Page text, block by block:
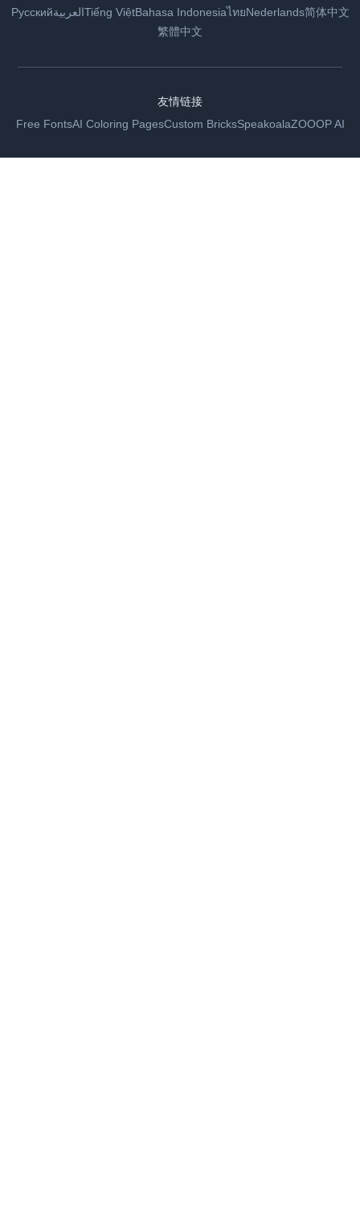
РусскийالعربيةTiếng ViệtBahasa IndonesiaไทยNederlands简体中文
繁體中文
友情链接
Free FontsAI Coloring PagesCustom BricksSpeakoalaZOOOP AI